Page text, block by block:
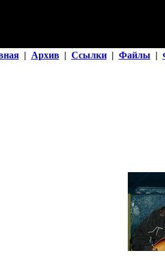
| Архив | Ссылки | Файлы |